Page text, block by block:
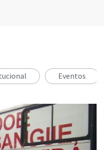
Eventos